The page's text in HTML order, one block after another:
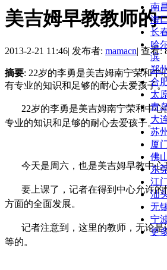
南
海
长
哈
滨
郑
合
太
青
大
苏州
厦
佛
东
江
汕
无
宁
更
美吉姆早教教师的
2013-2-21 11:46| 发布者: mamacn| 查看:
摘要: 22岁的李勇是美吉姆南宁荣和
有专业的知识和足够的耐心去爱孩子。
22岁的李勇是美吉姆南宁荣和中
专业的知识和足够的耐心去爱孩子。
今天是周六，也是美吉姆早教中
要上课了，记者在得到中心允许
方面的全面发展。
记者注意到，这里的教师，无论
等的。